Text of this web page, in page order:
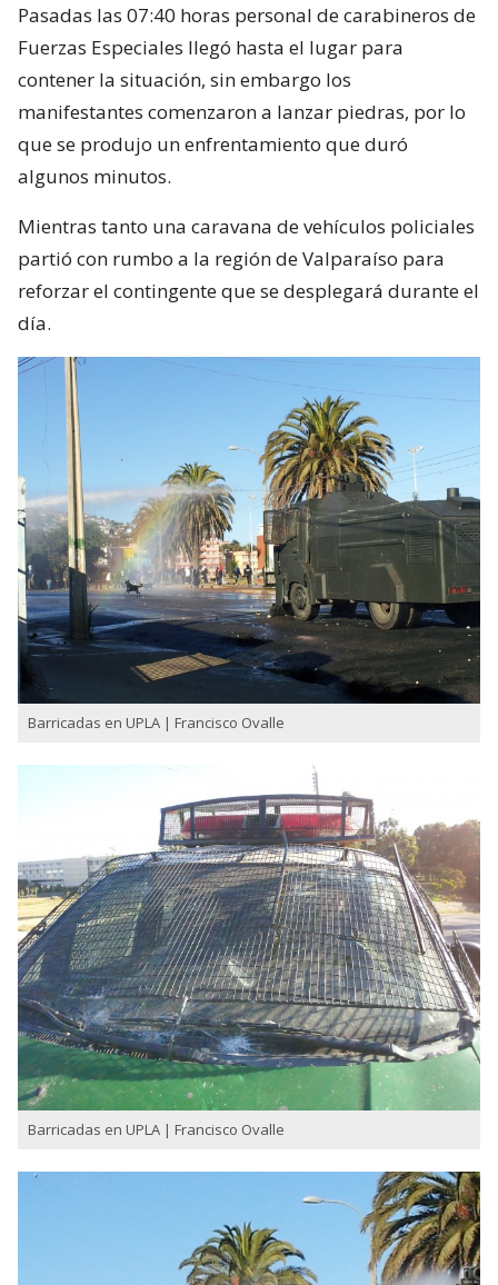
Pasadas las 07:40 horas personal de carabineros de
Fuerzas Especiales llegó hasta el lugar para
contener la situación, sin embargo los
manifestantes comenzaron a lanzar piedras, por lo
que se produjo un enfrentamiento que duró
algunos minutos.
Mientras tanto una caravana de vehículos policiales
partió con rumbo a la región de Valparaíso para
reforzar el contingente que se desplegará durante el
día.
Barricadas en UPLA | Francisco Ovalle
Barricadas en UPLA | Francisco Ovalle